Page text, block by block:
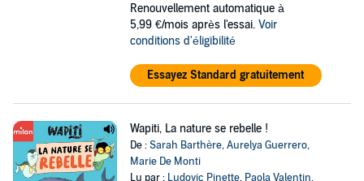
Renouvellement automatique à
5,99 €/mois après l'essai. Voir
conditions d'éligibilité
Essayez Standard gratuitement
Wapiti, La nature se rebelle !
De :Sarah Barthère,Aurelya Guerrero,
Marie De Monti
Lu par : Ludovic Pinette, Paola Valentin,